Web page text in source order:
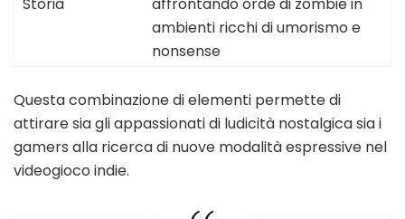
ambienti ricchi di umorismo e
nonsense
Questa combinazione di elementi permette di
attirare sia gli appassionati di ludicità nostalgica sia i
gamers alla ricerca di nuove modalità espressive nel
videogioco indie.